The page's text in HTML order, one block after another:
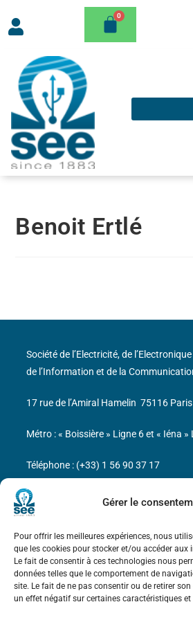
Gérer le
Pour offrir les meilleures expériences, nous
que les cookies pour stocker et/ou accéder
Le fait de consentir à ces technologies nous
données telles que le comportement de
site. Le fait de ne pas consentir ou de retirer
un effet négatif sur certaines caractéristiques
Benoit Ertlé
Bicentenaire des
Marie Ampère
Mentions légales
Société de l’Electricité, de
de l’Information et de la
17 rue de l’Amiral Hamelin 75116 Paris
Métro : « Boissière » Ligne 6 et « Iéna »
Téléphone : (+33) 1 56 90 37 17
N° de SIREN : 785 393 232, Code APE :
communautaire : FR44 785 393 232